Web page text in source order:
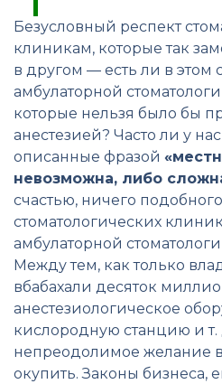
Безусловный респект
клиникам, которые так
в другом — есть ли в этом
амбулаторной
которые нельзя было бы
анестезией? Часто ли у
описанные фразой
невозможна, либо
счастью, ничего
стоматологических
амбулаторной
Между тем, как только
вбабахали десяток
анестезиологическое
кислородную станцию и т.
непреодолимое желание
окупить. Законы бизнеса,